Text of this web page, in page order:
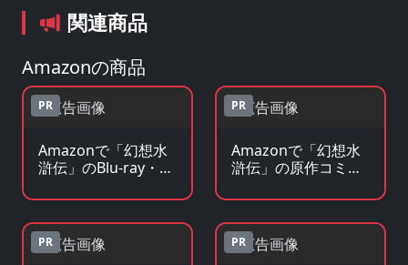
関連商品
Amazonの商品
PR
Amazonで「幻想水
滸伝」のBlu-ray・
PR
Amazonで「幻想水
滸伝」の原作コミッ
PR PR